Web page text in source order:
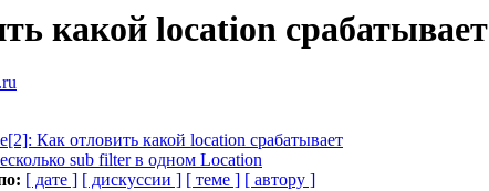
какой location срабатывает
Как отловить какой location срабатывает
sub filter в одном Location
[ дате ] [ дискуссии ] [ теме ] [ автору ]